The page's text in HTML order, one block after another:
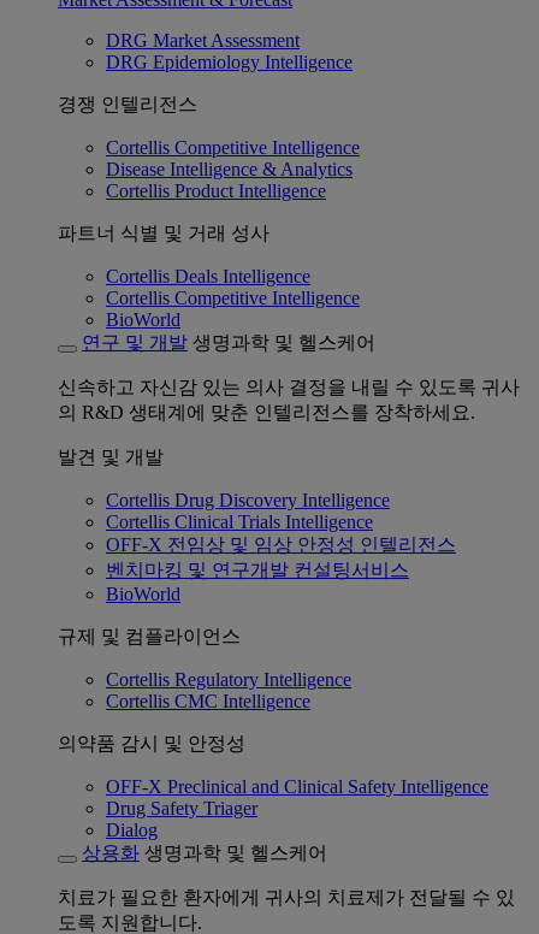
DRG Market Assessment
DRG Epidemiology Intelligence
경쟁 인텔리전스
Cortellis Competitive Intelligence
Disease Intelligence & Analytics
Cortellis Product Intelligence
파트너 식별 및 거래 성사
Cortellis Deals Intelligence
Cortellis Competitive Intelligence
BioWorld
연구 및 개발 생명과학 및 헬스케어
신속하고 자신감 있는 의사 결정을 내릴 수 있도록 귀사
의 R&D 생태계에 맞춘 인텔리전스를 장착하세요.
발견 및 개발
Cortellis Drug Discovery Intelligence
Cortellis Clinical Trials Intelligence
OFF-X 전임상 및 임상 안정성 인텔리전스
벤치마킹 및 연구개발 컨설팅서비스
BioWorld
규제 및 컴플라이언스
Cortellis Regulatory Intelligence
Cortellis CMC Intelligence
의약품 감시 및 안정성
OFF-X Preclinical and Clinical Safety Intelligence
Drug Safety Triager
Dialog
상용화 생명과학 및 헬스케어
치료가 필요한 환자에게 귀사의 치료제가 전달될 수 있
도록 지원합니다.